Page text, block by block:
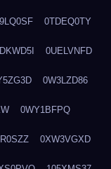
0TDEQ0TY
0UELVNFD
0W3LZD86
0WY1BFPQ
0XW3VGXD